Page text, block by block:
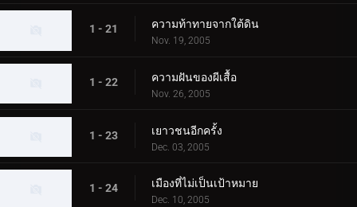
1 - 21 ความท้าทายจากใต้ดิน
Nov. 19, 2005
1 - 22 ความฝันของผีเสื้อ
Nov. 26, 2005
1 - 23 เยาวชนอีกครั้ง
Dec. 03, 2005
1 - 24 เมืองที่ไม่เป็นเป้าหมาย
Dec. 10, 2005